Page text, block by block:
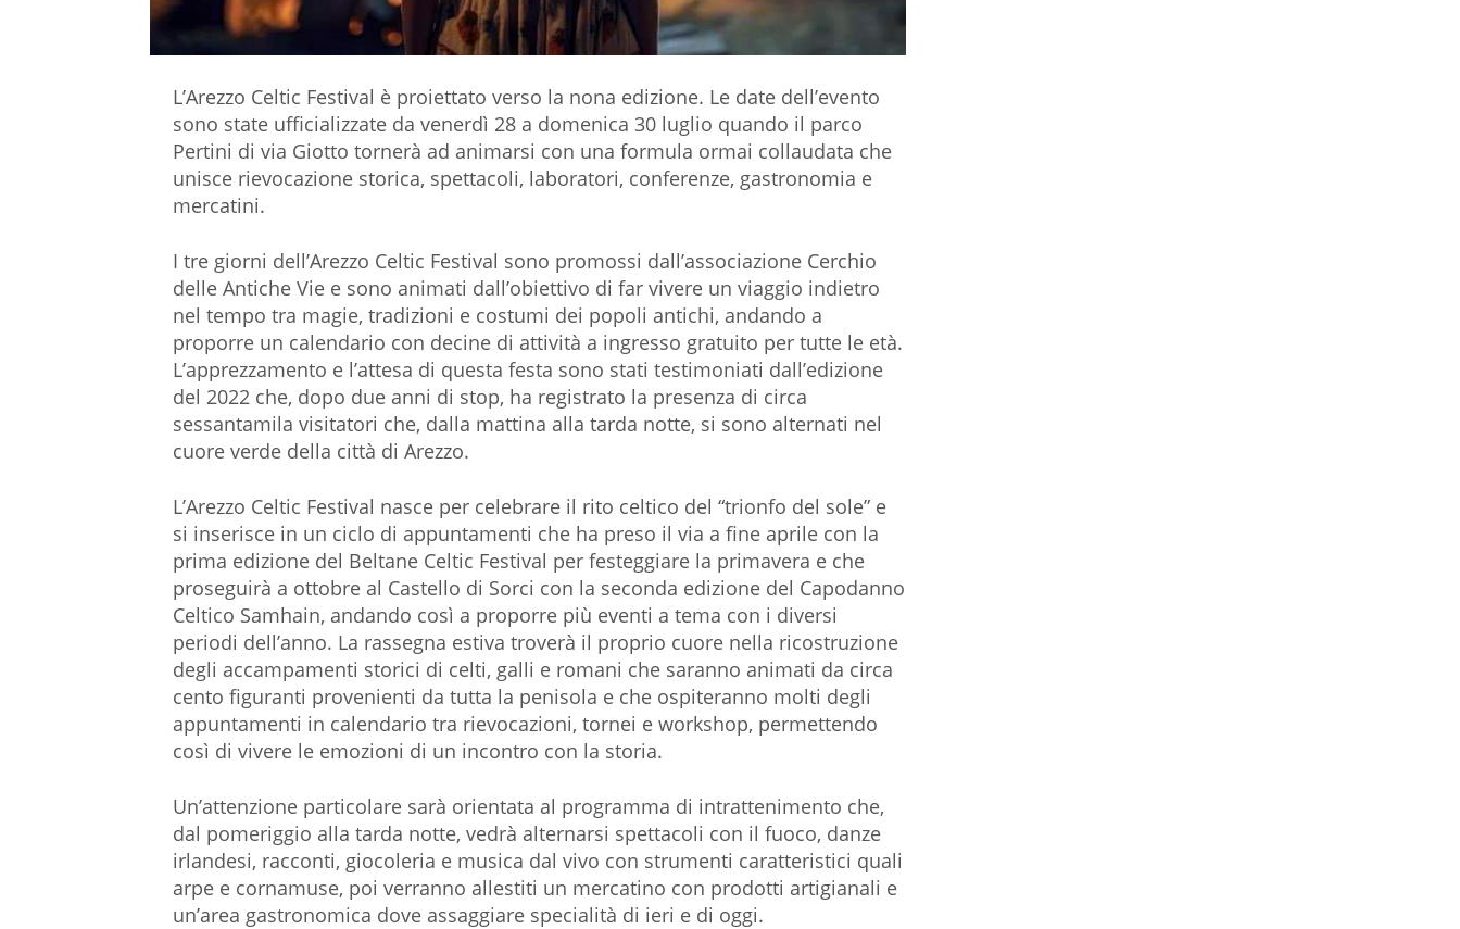
L’Arezzo Celtic Festival è proiettato verso la nona edizione. Le date dell’evento
sono state ufficializzate da venerdì 28 a domenica 30 luglio quando il parco
Pertini di via Giotto tornerà ad animarsi con una formula ormai collaudata che
unisce rievocazione storica, spettacoli, laboratori, conferenze, gastronomia e
mercatini.
I tre giorni dell’Arezzo Celtic Festival sono promossi dall’associazione Cerchio
delle Antiche Vie e sono animati dall’obiettivo di far vivere un viaggio indietro
nel tempo tra magie, tradizioni e costumi dei popoli antichi, andando a
proporre un calendario con decine di attività a ingresso gratuito per tutte le età.
L’apprezzamento e l’attesa di questa festa sono stati testimoniati dall’edizione
del 2022 che, dopo due anni di stop, ha registrato la presenza di circa
sessantamila visitatori che, dalla mattina alla tarda notte, si sono alternati nel
cuore verde della città di Arezzo.
L’Arezzo Celtic Festival nasce per celebrare il rito celtico del “trionfo del sole” e
si inserisce in un ciclo di appuntamenti che ha preso il via a fine aprile con la
prima edizione del Beltane Celtic Festival per festeggiare la primavera e che
proseguirà a ottobre al Castello di Sorci con la seconda edizione del Capodanno
Celtico Samhain, andando così a proporre più eventi a tema con i diversi
periodi dell’anno. La rassegna estiva troverà il proprio cuore nella ricostruzione
degli accampamenti storici di celti, galli e romani che saranno animati da circa
cento figuranti provenienti da tutta la penisola e che ospiteranno molti degli
appuntamenti in calendario tra rievocazioni, tornei e workshop, permettendo
così di vivere le emozioni di un incontro con la storia.
Un’attenzione particolare sarà orientata al programma di intrattenimento che,
dal pomeriggio alla tarda notte, vedrà alternarsi spettacoli con il fuoco, danze
irlandesi, racconti, giocoleria e musica dal vivo con strumenti caratteristici quali
arpe e cornamuse, poi verranno allestiti un mercatino con prodotti artigianali e
un’area gastronomica dove assaggiare specialità di ieri e di oggi.